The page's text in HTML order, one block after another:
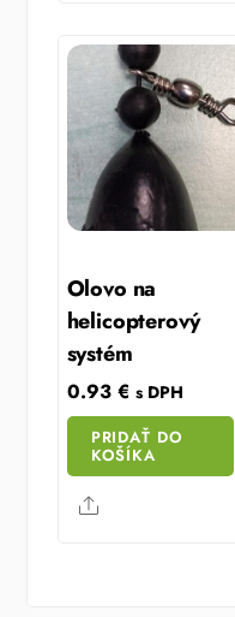
Olovo na
helicopterový
systém
0.93 € s DPH
PRIDAŤ DO
KOŠÍKA
Share